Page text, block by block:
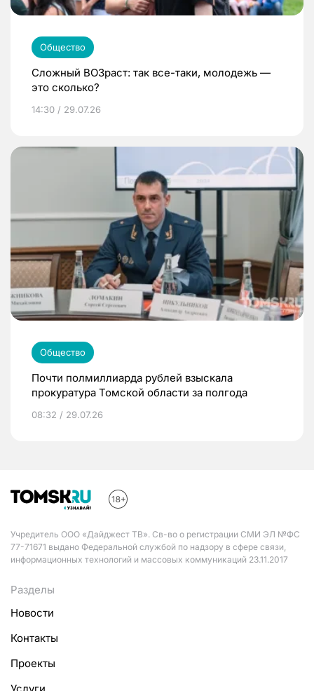
Общество
Сложный ВОЗраст: так все-таки, молодежь —
это сколько?
14:30 / 29.07.26
Общество
Почти полмиллиарда рублей взыскала
прокуратура Томской области за полгода
08:32 / 29.07.26
Учредитель ООО «Дайджест ТВ». Св-во о регистрации СМИ ЭЛ №ФС
77-71671 выдано Федеральной службой по надзору в сфере связи,
информационных технологий и массовых коммуникаций 23.11.2017
Разделы
Новости
Контакты
Проекты